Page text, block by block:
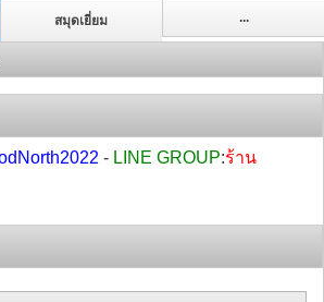
สมุดเยี่ยม ...
- LINE GROUP:ร้าน